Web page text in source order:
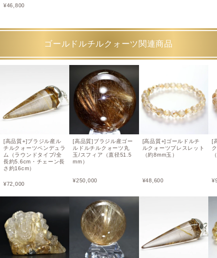
¥46,800
ゴールドルチルクォーツ関連商品
[高品質+]ブラジル産ル
チルクォーツペンデュラ
ム（ラウンドタイプ/全
長約5.6cm・チェーン長
さ約16cm）
¥72,000
[高品質]ブラジル産ゴー
ルドルチルクォーツ丸
玉/スフィア（直径51.5
mm）
¥250,000
[高品質+]ゴールドルチ
ルクォーツブレスレット
（約8mm玉）
¥48,600
[
¥